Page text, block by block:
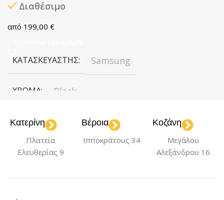
Διαθέσιμο
199,00 €
ΚΑΤΑΣΚΕΥΑΣΤΉΣ Samsung
ΧΡΏΜΑ Black
ΧΩΡΗΤΙΚΌΤΗΤΑ 128GB
Κατερίνη
Πλατεία
Ελευθερίας 9
Βέροια
Ιπποκράτους 34
Κοζάνη
Μεγάλου
Αλεξάνδρου 16